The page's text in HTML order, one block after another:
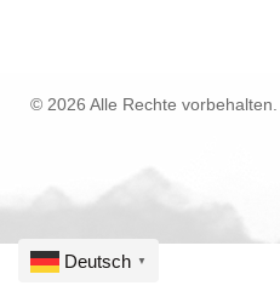
© 2026 Alle Rechte
Deutsch ▼